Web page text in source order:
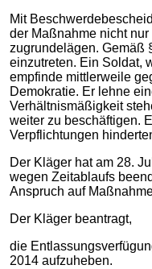
Mit
der Maßnahme nicht
zugrundelägen. Gemäß
einzutreten. Ein Soldat,
empfinde mittlerweile
Demokratie. Er lehne
Verhältnismäßigkeit
weiter zu beschäftigen.
Verpflichtungen
Der Kläger hat am 28.
wegen Zeitablaufs
Anspruch auf
Der Kläger beantragt,
die
2014 aufzuheben.